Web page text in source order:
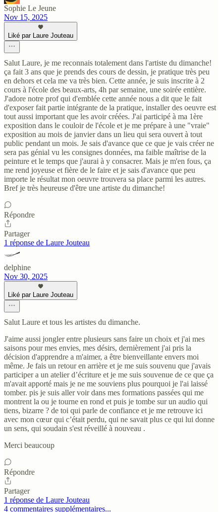
Sophie Le Jeune
Nov 15, 2025
Liké par Laure Jouteau
Salut Laure, je me reconnais totalement dans l'artiste du dimanche!
ça fait 3 ans que je prends des cours de dessin, je pratique très peu
en dehors et cela me va très bien. Cette année, je suis inscrite à 2
cours à l'école des beaux-arts, 4h par semaine, une soirée entière.
J'adore notre prof qui d'emblée cette année nous a dit que le fait
d'exposer fait partie intégrante de la pratique, installer des oeuvre est
tout aussi important que les avoir créées. J'ai participé à ma 1ère
exposition dans le couloir de l'école et je me prépare à une "vraie"
exposition au mois de janvier dans un lieu qui sera ouvert à tout
public pendant un mois. Je sais d'avance que ce que je vais créer ne
sera pas génial vu les consignes données, ma faible maîtrise de la
peinture et le temps que j'aurai à y consacrer. Mais je m'en fous, ça
me rend joyeuse et fière de le faire et je sais d'avance que peu
importe le résultat mon oeuvre trouvera sa place parmi les autres.
Bref je très heureuse d'être une artiste du dimanche!
Répondre
Partager
1 réponse de Laure Jouteau
delphine
Nov 30, 2025
Liké par Laure Jouteau
Salut Laure et tous les artistes du dimanche.
J'aime aussi jongler entre plusieurs sans faire un choix et j'ai mes
saisons pour mes envies, mes désirs, dernièrement j'ai pris la
décision d'apprendre a m'aimer, a être bienveillante envers moi
même. Je fais un retour en arrière et je me suis souvenu que j'avais
participer a un atelier d’écriture et je me suis souvenue de ce que ça
m'avait apporté mais je ne me souviens plus pourquoi je l'ai laissé
tomber. pis je suis aller voir dans mes formations passées qui me
montrent la ou je tourne en rond et puis je tombe sur un audio qui
tiens, bizarre ? de toi qui parle de confiance et je me retrouve ici
avec mon cœur qui c’était perdu, qui ne savait plus ce qui lui donne
un sens, qui soudain s'est réveillé à nouveau .
Merci beaucoup
Répondre
Partager
1 réponse de Laure Jouteau
4 commentaires supplémentaires...